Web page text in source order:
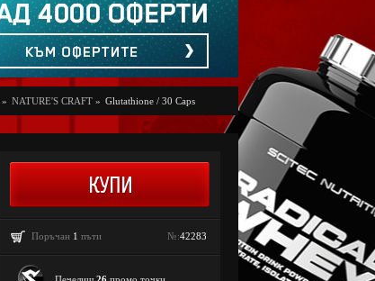
» NATURE'S CRAFT » Glutathione / 30 Caps
Поръчан 1 пъти №:42283